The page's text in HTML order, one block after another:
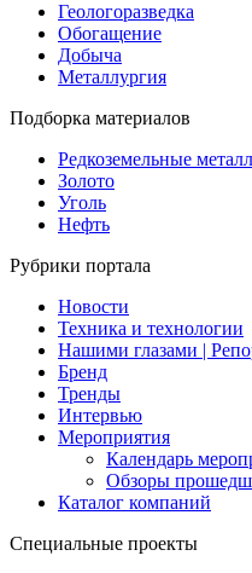
Геологоразведка
Обогащение
Добыча
Металлургия
Подборка материалов
Редкоземельные
Золото
Уголь
Нефть
Рубрики портала
Новости
Техника и технологии
Нашими глазами |
Бренд
Тренды
Интервью
Мероприятия
Календарь
Обзоры
Каталог компаний
Специальные проекты